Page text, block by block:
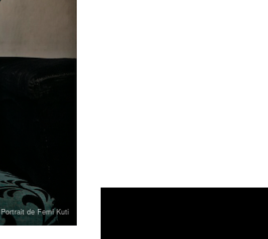
Portrait de Femi Kuti